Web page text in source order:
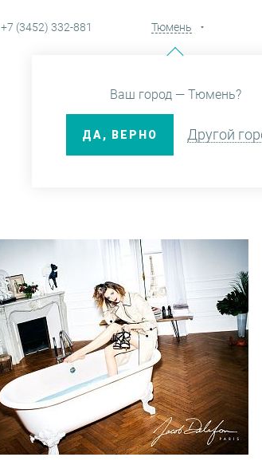
+7 (3452) 332-881 Тюмень
Ваш город — Тюмень?
ДА, ВЕРНО Другой
СКИДКА -